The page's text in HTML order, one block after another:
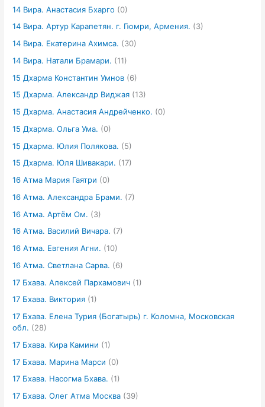
14 Вира. Анастасия Бхарго (0)
14 Вира. Артур Карапетян. г. Гюмри, Армения. (3)
14 Вира. Екатерина Ахимса. (30)
14 Вира. Натали Брамари. (11)
15 Дхарма Константин Умнов (6)
15 Дхарма. Александр Виджая (13)
15 Дхарма. Анастасия Андрейченко. (0)
15 Дхарма. Ольга Ума. (0)
15 Дхарма. Юлия Полякова. (5)
15 Дхарма. Юля Шивакари. (17)
16 Атма Мария Гаятри (0)
16 Атма. Александра Брами. (7)
16 Атма. Артём Ом. (3)
16 Атма. Василий Вичара. (7)
16 Атма. Евгения Агни. (10)
16 Атма. Светлана Сарва. (6)
17 Бхава. Алексей Пархамович (1)
17 Бхава. Виктория (1)
17 Бхава. Елена Турия (Богатырь) г. Коломна, Московская
обл. (28)
17 Бхава. Кира Камини (1)
17 Бхава. Марина Марси (0)
17 Бхава. Насогма Бхава. (1)
17 Бхава. Олег Атма Москва (39)